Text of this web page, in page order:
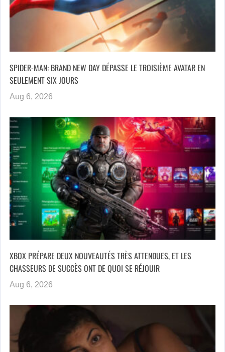
SPIDER-MAN: BRAND NEW DAY DÉPASSE LE TROISIÈME AVATAR EN
SEULEMENT SIX JOURS
Aug 6, 2026
XBOX PRÉPARE DEUX NOUVEAUTÉS TRÈS ATTENDUES, ET LES
CHASSEURS DE SUCCÈS ONT DE QUOI SE RÉJOUIR
Aug 6, 2026